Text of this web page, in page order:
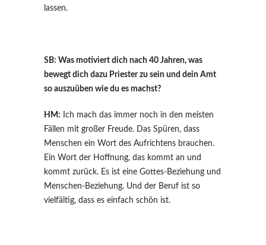
lassen.
SB: Was motiviert dich nach 40 Jahren, was
bewegt dich dazu Priester zu sein und dein Amt
so auszuüben wie du es machst?
HM: Ich mach das immer noch in den meisten
Fällen mit großer Freude. Das Spüren, dass
Menschen ein Wort des Aufrichtens brauchen.
Ein Wort der Hoffnung, das kommt an und
kommt zurück. Es ist eine Gottes-Beziehung und
Menschen-Beziehung. Und der Beruf ist so
vielfältig, dass es einfach schön ist.